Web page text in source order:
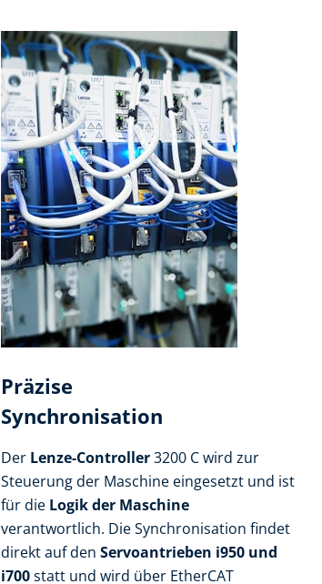
Präzise
Synchronisation
Der Lenze-Controller3200 C wird zur
Steuerung der Maschine eingesetzt und ist
für die Logik der Maschine
verantwortlich. Die Synchronisation findet
direkt auf den Servoantrieben i950 und
i700statt und wird über EtherCAT